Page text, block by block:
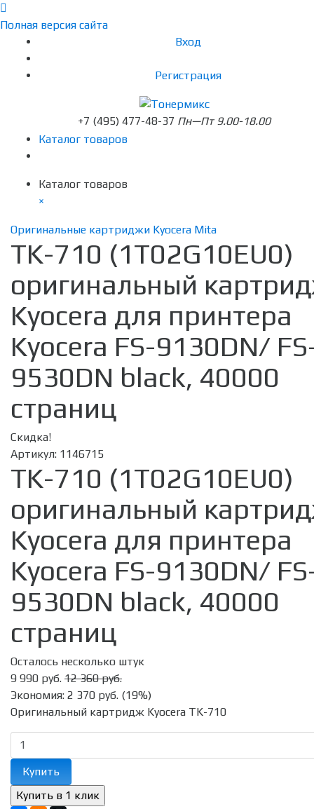
Полная версия сайта
Вход
Регистрация
+7 (495) 477-48-37 Пн—Пт 9.00-18.00
Каталог товаров
Каталог товаров
×
Оригинальные картриджи Kyocera Mita
TK-710 (1T02G10EU0)
оригинальный
Kyocera для принтера
Kyocera FS-9130DN/
9530DN black, 40000
страниц
Скидка!
Артикул: 1146715
TK-710 (1T02G10EU0)
оригинальный
Kyocera для принтера
Kyocera FS-9130DN/
9530DN black, 40000
страниц
Осталось несколько штук
9 990 руб. 12 360 руб.
Экономия: 2 370 руб. (19%)
Оригинальный картридж Kyocera TK-710
Купить